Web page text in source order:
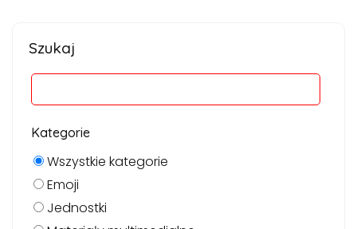
Szukaj
Kategorie
Wszystkie kategorie
Emoji
Jednostki